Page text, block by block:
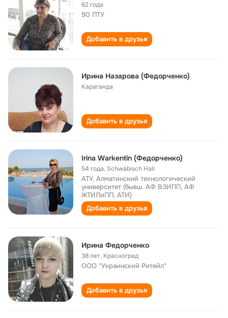
62 года
90 ПТУ
Добавить в друзья
Ирина Назарова (Федорченко)
Караганда
Добавить в друзья
Irina Warkentin (Федорченко)
54 года, Schwäbisch Hall
АТУ, Алматинский технологический
университет (бывш. АФ ВЗИПП, АФ
ЖТИЛиПП, АТИ)
Добавить в друзья
Ирина Федорченко
38 лет, Красноград
ООО "Украинский Ритейл"
Добавить в друзья